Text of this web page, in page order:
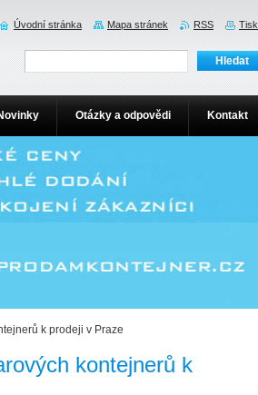
k prodeji v Praze
kontejnerů k
Otázky a odpovědi Kontakt
Úvodní stránka Mapa stránek RSS Tisk